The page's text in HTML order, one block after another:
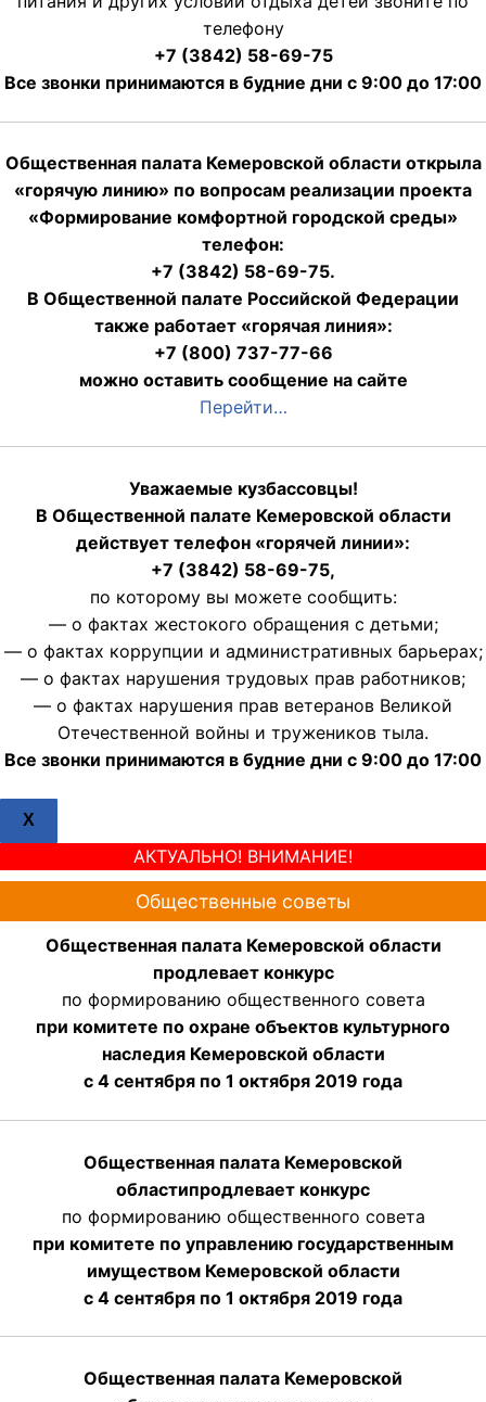
телефону
+7 (3842) 58-69-75
Все звонки принимаются в будние дни с 9:00 до 17:00
Общественная палата Кемеровской области открыла
«горячую линию» по вопросам реализации проекта
«Формирование комфортной городской среды»
телефон:
+7 (3842) 58-69-75.
В Общественной палате Российской Федерации
также работает «горячая линия»:
+7 (800) 737-77-66
можно оставить сообщение на сайте
Перейти…
Уважаемые кузбассовцы!
В Общественной палате Кемеровской области
действует телефон «горячей линии»:
+7 (3842) 58-69-75,
по которому вы можете сообщить:
— о фактах жестокого обращения с детьми;
— о фактах коррупции и административных барьерах;
— о фактах нарушения трудовых прав работников;
— о фактах нарушения прав ветеранов Великой
Отечественной войны и тружеников тыла.
Все звонки принимаются в будние дни с 9:00 до 17:00
X
АКТУАЛЬНО! ВНИМАНИЕ!
Общественные советы
Общественная палата Кемеровской области
продлевает конкурс
по формированию общественного совета
при комитете по охране объектов культурного
наследия Кемеровской области
с 4 сентября по 1 октября 2019 года
Общественная палата Кемеровской
областипродлевает конкурс
по формированию общественного совета
при комитете по управлению государственным
имуществом Кемеровской области
с 4 сентября по 1 октября 2019 года
Общественная палата Кемеровской